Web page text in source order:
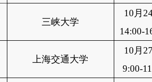
三峡大学
10月
14:00-
上海交通大学
10月
9:00-